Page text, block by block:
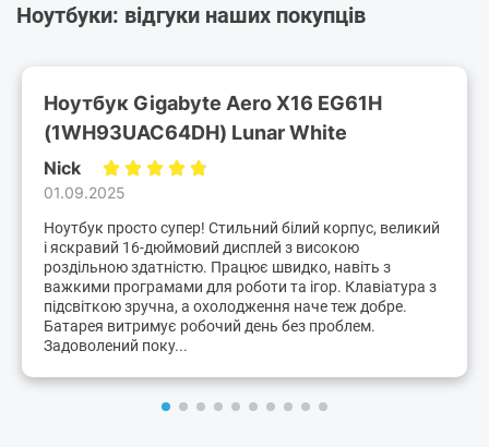
Ноутбуки: відгуки наших покупців
Ноутбук Gigabyte Aero X16 EG61H
(1WH93UAC64DH) Lunar White
Nick
01.09.2025
Ноутбук просто супер! Стильний білий корпус, великий
і яскравий 16-дюймовий дисплей з високою
роздільною здатністю. Працює швидко, навіть з
важкими програмами для роботи та ігор. Клавіатура з
підсвіткою зручна, а охолодження наче теж добре.
Батарея витримує робочий день без проблем.
Задоволений поку...